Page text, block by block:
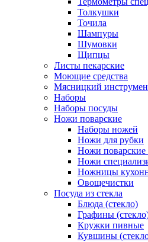
Толкушки
Точила
Шампуры
Шумовки
Щипцы
Листы пекарские
Моющие средства
Мясницкий
Наборы
Наборы посуды
Ножи поварские
Наборы ножей
Ножи для рубки
Ножи поварские
Ножи
Ножницы
Овощечистки
Посуда из стекла
Блюда (стекло)
Графины
Кружки пивные
Кувшины